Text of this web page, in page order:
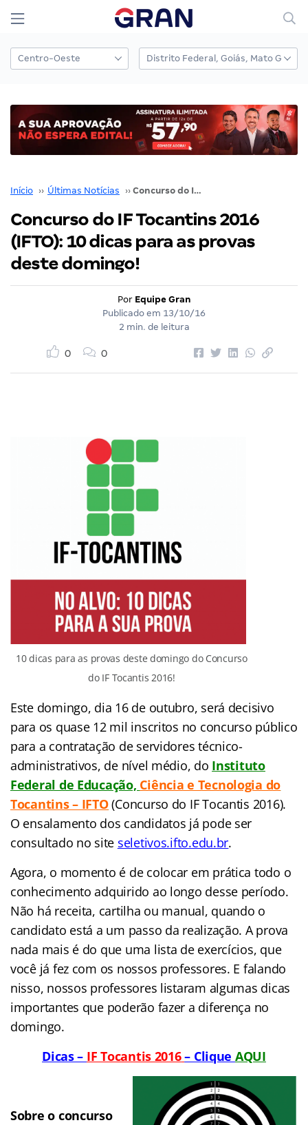
Início ›› Últimas Notícias ›› Concurso do IF Tocantins 2016 (IFTO): 10 dicas para as provas deste domingo!
Concurso do IF Tocantins 2016
(IFTO): 10 dicas para as provas
deste domingo!
Por Equipe Gran
Publicado em 13/10/16
2 min. de leitura
0 0
10 dicas para as provas deste domingo do Concurso
do IF Tocantis 2016!
Este domingo, dia 16 de outubro, será decisivo
para os quase 12 mil inscritos no concurso público
para a contratação de servidores técnico-
administrativos, de nível médio, do Instituto
Federal de Educação, Ciência e Tecnologia do
Tocantins – IFTO(Concurso do IF Tocantis 2016).
O ensalamento dos candidatos já pode ser
consultado no site seletivos.ifto.edu.br.
Agora, o momento é de colocar em prática todo o
conhecimento adquirido ao longo desse período.
Não há receita, cartilha ou manual, quando o
candidato está a um passo da realização. A prova
nada mais é do que uma lista de exercícios, que
você já fez com os nossos professores. E falando
nisso, nossos professores listaram algumas dicas
importantes que poderão fazer a diferença no
domingo.
Dicas – IF Tocantis 2016– Clique AQUI
Sobre o concurso